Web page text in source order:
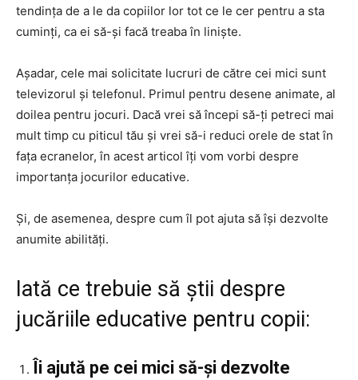
tendința de a le da copiilor lor tot ce le cer pentru a sta
cuminți, ca ei să-și facă treaba în liniște.
Așadar, cele mai solicitate lucruri de către cei mici sunt
televizorul și telefonul. Primul pentru desene animate, al
doilea pentru jocuri. Dacă vrei să începi să-ți petreci mai
mult timp cu piticul tău și vrei să-i reduci orele de stat în
fața ecranelor, în acest articol îți vom vorbi despre
importanța jocurilor educative.
Și, de asemenea, despre cum îl pot ajuta să își dezvolte
anumite abilități.
Iată ce trebuie să știi despre
jucăriile educative pentru copii:
Îi ajută pe cei mici să-și dezvolte